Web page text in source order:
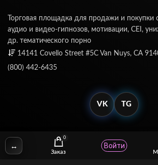
Торговая площадка для продажи и покупки
аудио и видео-гипнозов, мотивации, CEI,
др. тематического порно
14141 Covello Street #5C Van Nuys, CA
(800) 442-6435
VK TG
© SissyTrainers.Com 2020-2025, Все
↔
0
Заказ
Войти